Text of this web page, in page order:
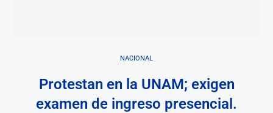
NACIONAL
Protestan en la UNAM; exigen
examen de ingreso presencial.